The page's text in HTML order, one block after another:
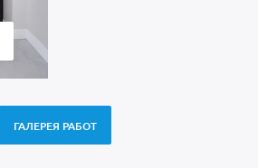
ГАЛЕРЕЯ РАБОТ